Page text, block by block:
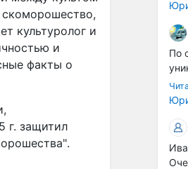
культуролог и
и
факты о
г. защитил
... В
По